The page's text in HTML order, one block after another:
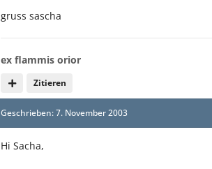
gruss sascha
Zitieren
ex flammis orior
Geschrieben:7. November 2003
Hi Sacha,